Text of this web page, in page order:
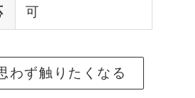
可
わず触りたくなる